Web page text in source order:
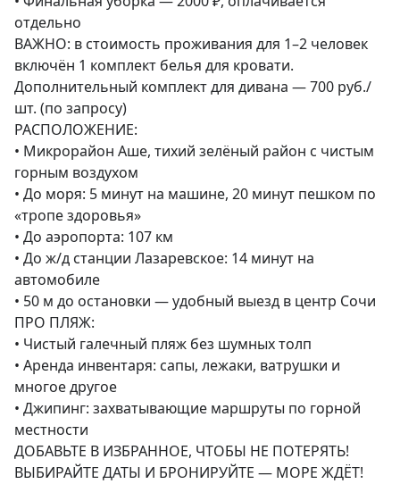
отдельно
ВАЖНО: в стоимость проживания для 1–2 человек
включён 1 комплект белья для кровати.
Дополнительный комплект для дивана — 700 руб./
шт. (по запросу)
РАСПОЛОЖЕНИЕ:
• Микрорайон Аше, тихий зелёный район с чистым
горным воздухом
• До моря: 5 минут на машине, 20 минут пешком по
«тропе здоровья»
• До аэропорта: 107 км
• До ж/д станции Лазаревское: 14 минут на
автомобиле
• 50 м до остановки — удобный выезд в центр Сочи
ПРО ПЛЯЖ:
• Чистый галечный пляж без шумных толп
• Аренда инвентаря: сапы, лежаки, ватрушки и
многое другое
• Джипинг: захватывающие маршруты по горной
местности
ДОБАВЬТЕ В ИЗБРАННОЕ, ЧТОБЫ НЕ ПОТЕРЯТЬ!
ВЫБИРАЙТЕ ДАТЫ И БРОНИРУЙТЕ — МОРЕ ЖДЁТ!